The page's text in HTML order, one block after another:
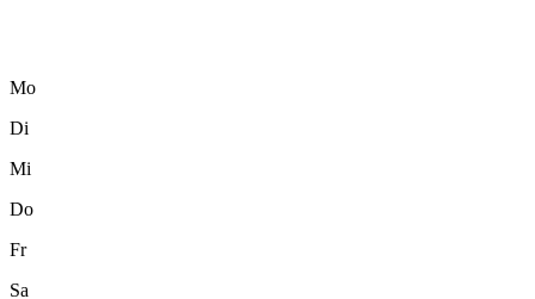
Mo
Di
Mi
Do
Fr
Sa